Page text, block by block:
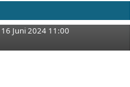
16 Juni 2024 11:00